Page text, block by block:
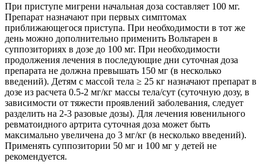
При приступе мигрени начальная доза составляет 100 мг.
Препарат назначают при первых симптомах
приближающегося приступа. При необходимости в тот же
день можно дополнительно применить Вольтарен в
суппозиториях в дозе до 100 мг. При необходимости
продолжения лечения в последующие дни суточная доза
препарата не должна превышать 150 мг (в несколько
введений). Детям с массой тела ≥ 25 кг назначают препарат в
дозе из расчета 0.5-2 мг/кг массы тела/сут (суточную дозу, в
зависимости от тяжести проявлений заболевания, следует
разделить на 2-3 разовые дозы). Для лечения ювенильного
ревматоидного артрита суточная доза может быть
максимально увеличена до 3 мг/кг (в несколько введений).
Применять суппозитории 50 мг и 100 мг у детей не
рекомендуется.